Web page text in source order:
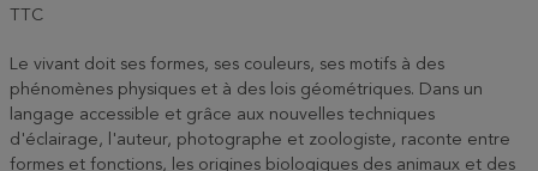
TTC
Le vivant doit ses formes, ses couleurs, ses motifs à des
phénomènes physiques et à des lois géométriques. Dans un
langage accessible et grâce aux nouvelles techniques
d'éclairage, l'auteur, photographe et zoologiste, raconte entre
formes et fonctions, les origines biologiques des animaux et des